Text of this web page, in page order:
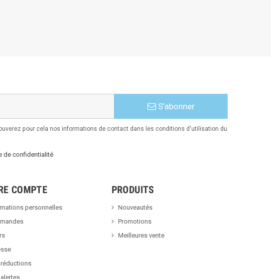
S’abonner
pour cela nos informations de contact dans les conditions d'utilisation du
de confidentialité
COMPTE
personnelles
PRODUITS
Nouveautés
Promotions
Meilleures vente